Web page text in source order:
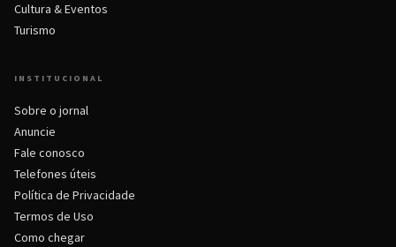
Cultura & Eventos
Turismo
INSTITUCIONAL
Sobre o jornal
Anuncie
Fale conosco
Telefones úteis
Política de Privacidade
Termos de Uso
Como chegar